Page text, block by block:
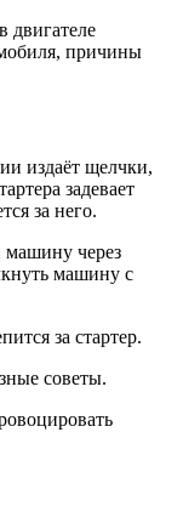
двигателе
причины
издаёт щелчки,
задевает
за него.
машину через
машину с
за стартер.
советы.